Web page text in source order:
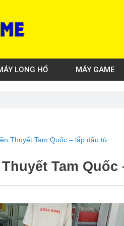
LONG HỔ MÁY GAME
Thuyết Tam Quốc – lắp đầu từ
Tam